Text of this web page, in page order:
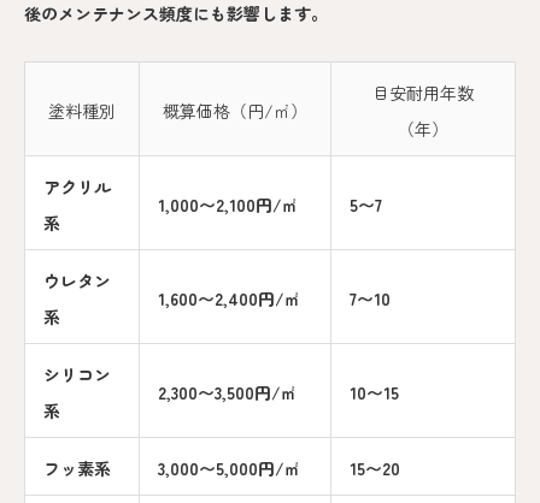
後のメンテナンス頻度にも影響します。
塗料種別 概算価格（円/㎡）
目安耐用年数
（年）
アクリル
系
1,000〜2,100円/㎡ 5〜7
ウレタン
系
1,600〜2,400円/㎡ 7〜10
シリコン
系
2,300〜3,500円/㎡ 10〜15
フッ素系 3,000〜5,000円/㎡ 15〜20